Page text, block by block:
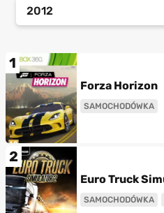
2012
1
Forza Horizon
SAMOCHODÓWKA
2
Euro Truck
SAMOCHODÓWKA